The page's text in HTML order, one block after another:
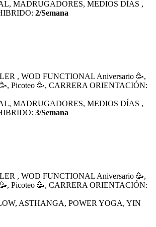
MADRUGADORES, MEDIOS DÍAS ,
2/Semana
, WOD FUNCTIONAL Aniversario 🥳,
Picoteo 🥳, CARRERA ORIENTACIÓN:
MADRUGADORES, MEDIOS DÍAS ,
3/Semana
, WOD FUNCTIONAL Aniversario 🥳,
Picoteo 🥳, CARRERA ORIENTACIÓN:
ASTHANGA, POWER YOGA, YIN